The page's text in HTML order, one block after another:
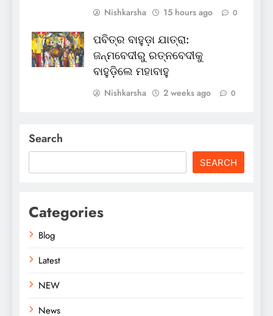
Nishkarsha 15 hours ago 0
ପବିତ୍ର ବାହୁଡ଼ା ଯାତ୍ରା:
ଜନ୍ମବେଦୀରୁ ରତ୍ନବେଦୀକୁ
ବାହୁଡ଼ିଲେ ମହାବାହୁ
Nishkarsha 2 weeks ago 0
Search
SEARCH
Categories
Blog
Latest
NEW
News